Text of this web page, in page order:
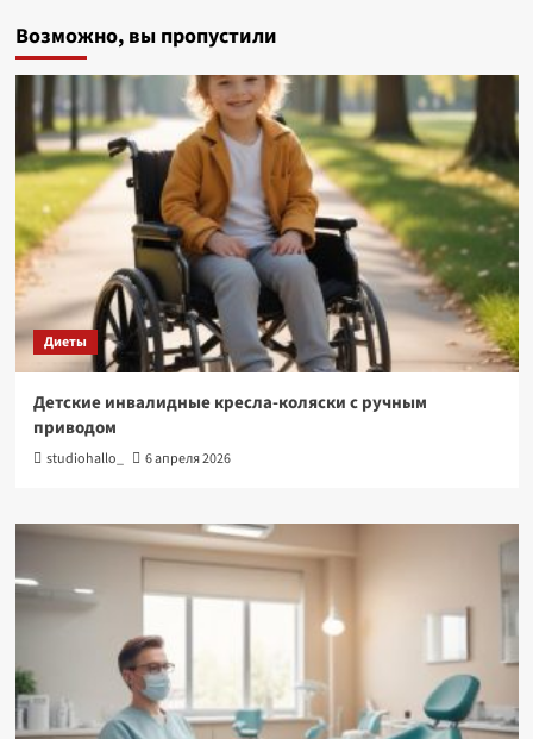
Возможно, вы пропустили
Диеты
Детские инвалидные кресла-коляски с ручным
приводом
studiohallo_ 6 апреля 2026